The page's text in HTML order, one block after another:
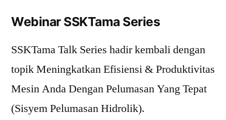
Webinar SSKTama Series
SSKTama Talk Series hadir kembali dengan
topik Meningkatkan Efisiensi & Produktivitas
Mesin Anda Dengan Pelumasan Yang Tepat
(Sisyem Pelumasan Hidrolik).